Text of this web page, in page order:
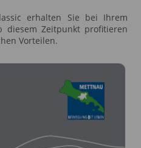
erhalten Sie bei Ihrem
diesem Zeitpunkt profitieren
Vorteilen.